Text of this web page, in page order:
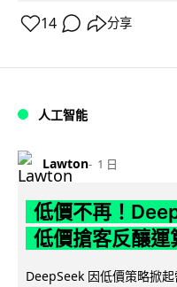
14 分享
人工智能
Lawton 1 日
低價不再！
低價搶客反釀運
DeepSeek 因低價策略掀